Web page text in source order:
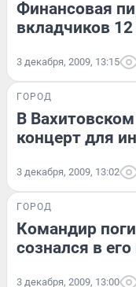
Финансовая
вкладчиков
3 декабря, 2009, 13:15
ГОРОД
В
концерт для
3 декабря, 2009, 13:02
ГОРОД
Командир
сознался в
3 декабря, 2009, 13:00